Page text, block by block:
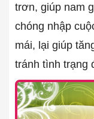
trơn, giúp nam
chóng nhập
mái, lại giúp
tránh tình trạng